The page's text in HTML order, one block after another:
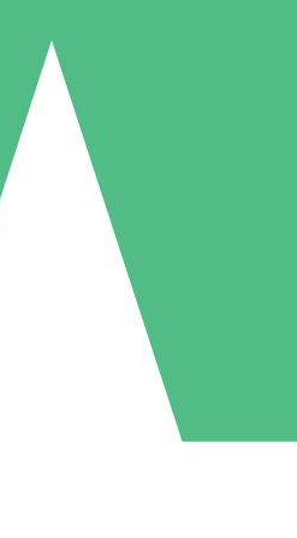
Geen maandelijkse verplichting
Downloaden